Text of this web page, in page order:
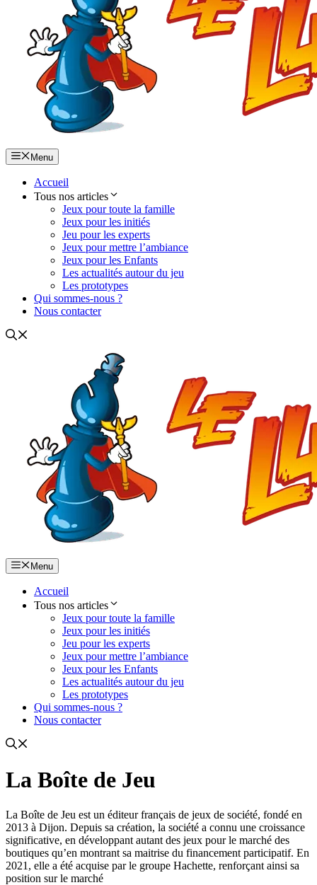
Menu
Accueil
Tous nos articles
Jeux pour toute la famille
Jeux pour les initiés
Jeu pour les experts
Jeux pour mettre l’ambiance
Jeux pour les Enfants
Les actualités autour du jeu
Les prototypes
Qui sommes-nous ?
Nous contacter
Menu
Accueil
Tous nos articles
Jeux pour toute la famille
Jeux pour les initiés
Jeu pour les experts
Jeux pour mettre l’ambiance
Jeux pour les Enfants
Les actualités autour du jeu
Les prototypes
Qui sommes-nous ?
Nous contacter
La Boîte de Jeu
La Boîte de Jeu est un éditeur français de jeux de société, fondé en
2013 à Dijon. Depuis sa création, la société a connu une croissance
significative, en développant autant des jeux pour le marché des
boutiques qu’en montrant sa maitrise du financement participatif. En
2021, elle a été acquise par le groupe Hachette, renforçant ainsi sa
position sur le marché